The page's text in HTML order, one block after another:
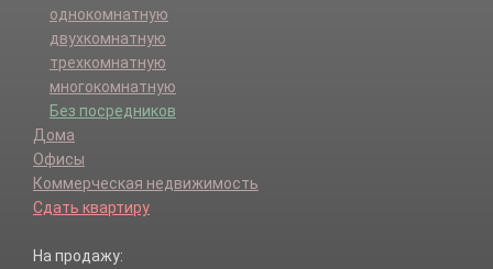
однокомнатную
двухкомнатную
трехкомнатную
многокомнатную
Без посредников
Дома
Офисы
Коммерческая недвижимость
Сдать квартиру
На продажу: